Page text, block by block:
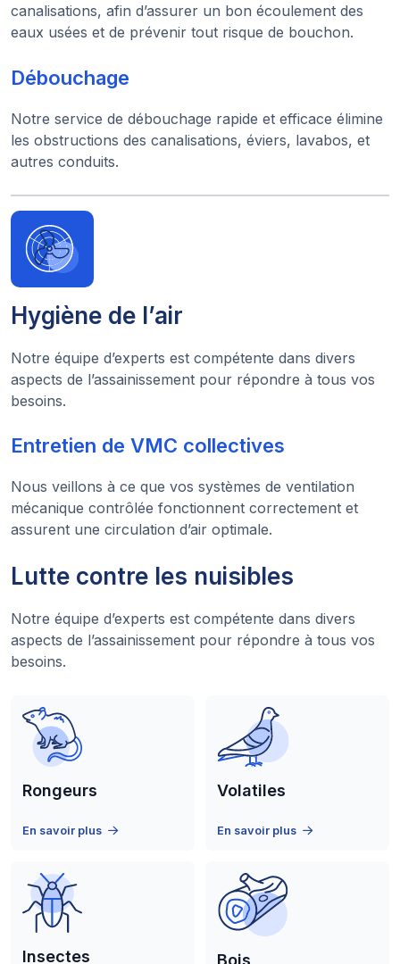
canalisations, afin d’assurer un bon écoulement des
eaux usées et de prévenir tout risque de bouchon.
Débouchage
Notre service de débouchage rapide et efficace élimine
les obstructions des canalisations, éviers, lavabos, et
autres conduits.
Hygiène de l’air
Notre équipe d’experts est compétente dans divers
aspects de l’assainissement pour répondre à tous vos
besoins.
Entretien de VMC collectives
Nous veillons à ce que vos systèmes de ventilation
mécanique contrôlée fonctionnent correctement et
assurent une circulation d’air optimale.
Lutte contre les nuisibles
Notre équipe d’experts est compétente dans divers
aspects de l’assainissement pour répondre à tous vos
besoins.
Rongeurs
En savoir plus
Volatiles
En savoir plus
Insectes Bois